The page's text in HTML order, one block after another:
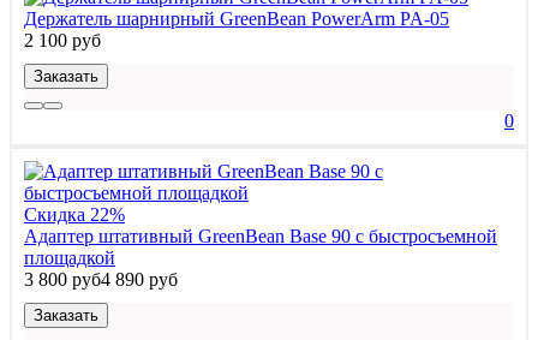
Держатель шарнирный GreenBean PowerArm PA-05
2 100 руб
Заказать
0
Скидка 22%
Адаптер штативный GreenBean Base 90 с быстросъемной
площадкой
3 800 руб4 890 руб
Заказать